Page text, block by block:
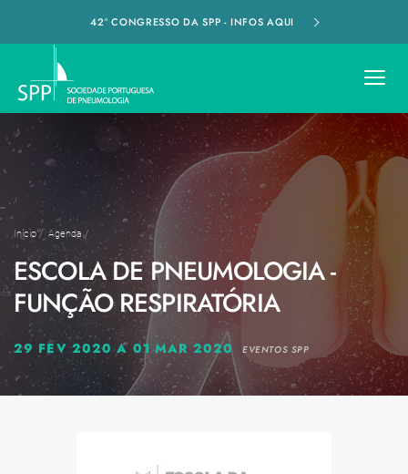
42º CONGRESSO DA SPP - INFOS AQUI
Início/ Agenda/
ESCOLA DE PNEUMOLOGIA -
FUNÇÃO RESPIRATÓRIA
29 FEV 2020 A 01 MAR 2020 EVENTOS SPP